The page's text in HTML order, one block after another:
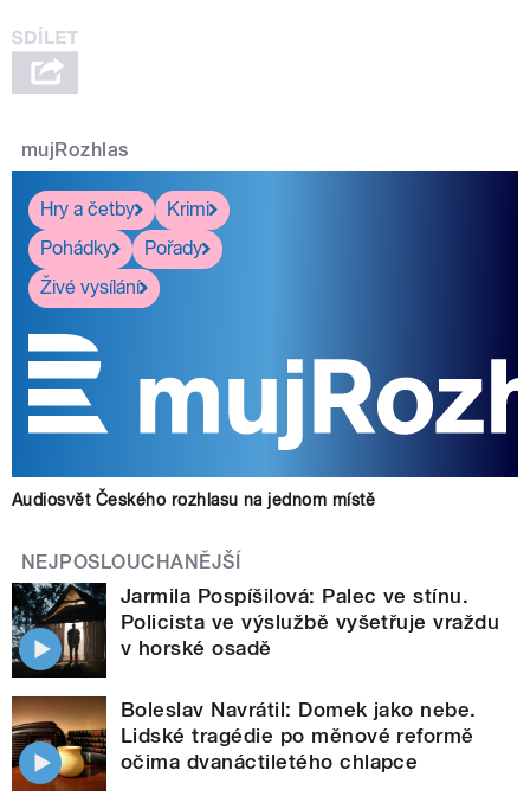
mujRozhlas
Hry a četby
Krimi
Pohádky
Pořady
Živé vysílání
Audiosvět Českého rozhlasu na jednom místě
NEJPOSLOUCHANĚJŠÍ
Jarmila Pospíšilová: Palec ve stínu.
Policista ve výslužbě vyšetřuje vraždu
v horské osadě
Boleslav Navrátil: Domek jako nebe.
Lidské tragédie po měnové reformě
očima dvanáctiletého chlapce